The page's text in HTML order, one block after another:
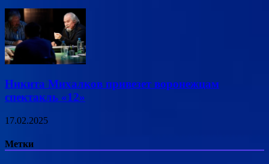
Никита Михалков привезет воронежцам
спектакль «12»
17.02.2025
Метки